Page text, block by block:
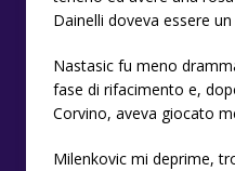
Dainelli doveva essere
Nastasic fu meno
fase di rifacimento e,
Corvino, aveva giocato
Milenkovic mi deprime,